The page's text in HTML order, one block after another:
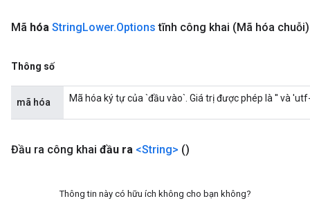
Mã hóa StringLower.Options tĩnh công khai (Mã hóa chuỗi)
Thông số
mã hóa Mã hóa ký tự của `đầu vào`. Giá trị được phép là '' và
Đầu ra công khai đầu ra <String> ()
Thông tin này có hữu ích không cho bạn không?